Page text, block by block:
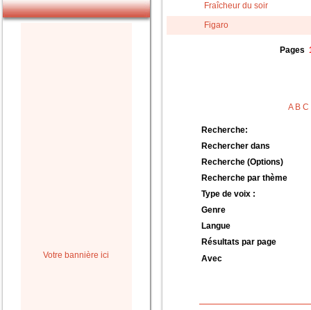
Votre bannière ici
Fraîcheur du soir
Figaro
Pages
A B C
Recherche:
Rechercher dans
Recherche (Options)
Recherche par thème
Type de voix :
Genre
Langue
Résultats par page
Avec